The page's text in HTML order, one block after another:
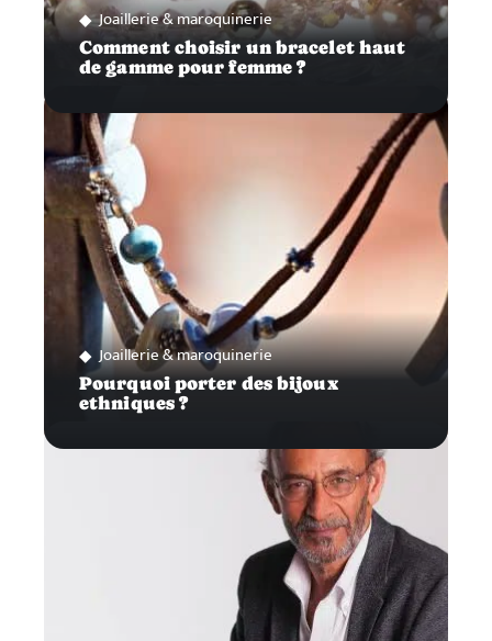
Joaillerie & maroquinerie
Comment choisir un bracelet haut
de gamme pour femme ?
Joaillerie & maroquinerie
Pourquoi porter des bijoux
ethniques ?